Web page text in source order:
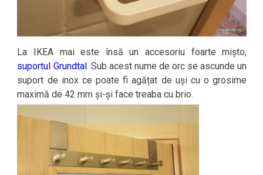
La IKEA mai este însă un accesoriu foarte mișto,
suportul Grundtal. Sub acest nume de orc se ascunde un
suport de inox ce poate fi agățat de uși cu o grosime
maximă de 42 mm și-și face treaba cu brio.